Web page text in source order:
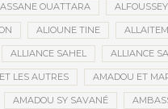
OUATTARA
ALIOUNE TINE
ALLIANCE SAHEL ALLIANCE
LES AUTRES AMADOU ET
AMADOU SY SAVANÉ